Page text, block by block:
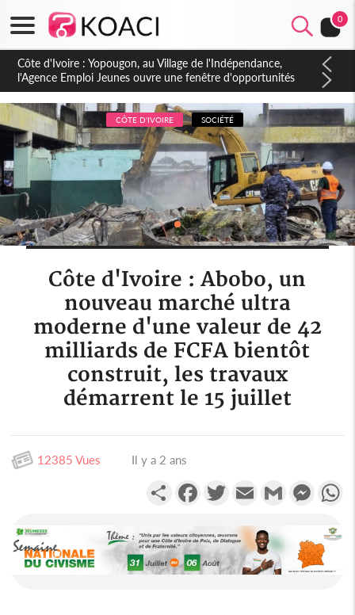
0
Côte d'Ivoire : CHU de Treichville, après la fronde, les agents
contractuels obtiennent un accord avec la direction sur les
arriérés du SMIG 2023
CÔTE D'IVOIRE SOCIÉTÉ
Côte d'Ivoire : Abobo, un
nouveau marché ultra
moderne d'une valeur de 42
milliards de FCFA bientôt
construit, les travaux
démarrent le 15 juillet
12385 Vues Il y a 2 ans
PartagerFacebookTwitterEmail Gmail